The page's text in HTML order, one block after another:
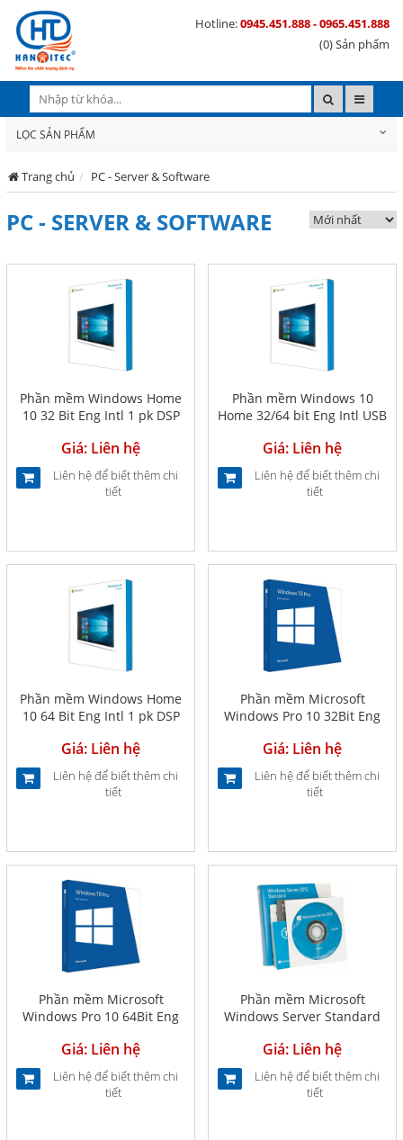
Hotline:0945.451.888 - 0965.451.888
(0) Sản phẩm
LỌC SẢN PHẨM
Trang chủ PC - Server & Software
PC - SERVER & SOFTWARE
Phần mềm Windows Home
10 32 Bit Eng Intl 1 pk DSP
Giá: Liên hệ
Liên hệ để biết thêm chi
tiết
Phần mềm Windows 10
Home 32/64 bit Eng Intl USB
Giá: Liên hệ
Liên hệ để biết thêm chi
tiết
Phần mềm Windows Home
10 64 Bit Eng Intl 1 pk DSP
Giá: Liên hệ
Liên hệ để biết thêm chi
tiết
Phần mềm Microsoft
Windows Pro 10 32Bit Eng
08969)
Giá: Liên hệ
Liên hệ để biết thêm chi
tiết
Phần mềm Microsoft
Windows Pro 10 64Bit Eng
08929)
Giá: Liên hệ
Liên hệ để biết thêm chi
tiết
Phần mềm Microsoft
Windows Server Standard
DSP OEI DVD 2CPU/2VM
(P73-06165)
Giá: Liên hệ
Liên hệ để biết thêm chi
tiết